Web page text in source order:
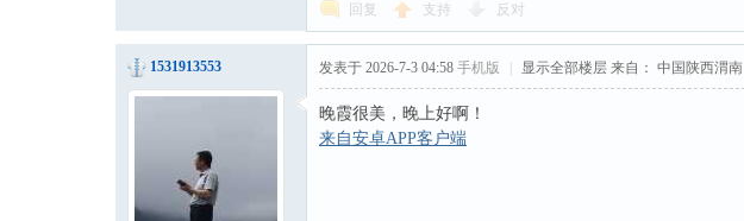
回复 支持 反对
1531913553 发表于 2026-7-3 04:58 手机版 显示全部楼层 来自： 中国陕西渭南
晚霞很美，晚上好啊！
来自安卓APP客户端